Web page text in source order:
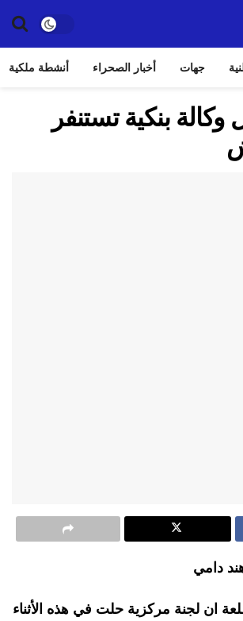
جهات أخبار الصحراء أنشطة ملكية
بنكية تستنفر
دامي
ان لجنة مركزية حلت في هذه الأثناء